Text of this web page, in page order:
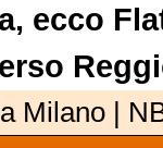
ecco
Milano |